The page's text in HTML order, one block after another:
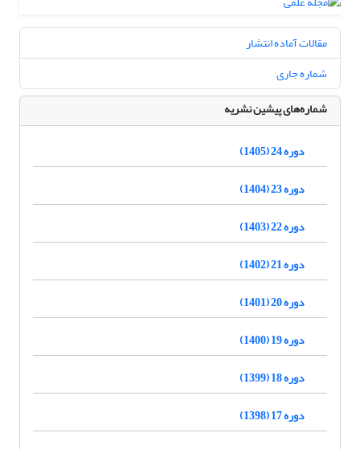
مقالات آماده انتشار
شماره جاری
شماره‌های پیشین نشریه
دوره 24 (1405)
دوره 23 (1404)
دوره 22 (1403)
دوره 21 (1402)
دوره 20 (1401)
دوره 19 (1400)
دوره 18 (1399)
دوره 17 (1398)